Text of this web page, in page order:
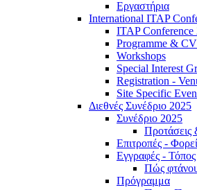
Εργαστήρια
International ITAP
ITAP Conference
Programme &
Workshops
Special Interest
Registration -
Site Specific
Διεθνές Συνέδριο 2025
Συνέδριο 2025
Προτάσεις
Επιτροπές -
Εγγραφές - Τόπος
Πώς
Πρόγραμμα